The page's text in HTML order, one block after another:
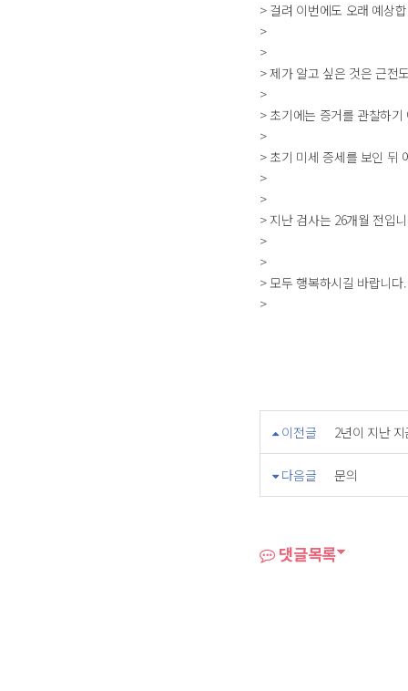
> 걸려 이번에도 오래 예상
>
>
> 제가 알고 싶은 것은 근전
>
> 초기에는 증거를 관찰하
>
> 초기 미세 증세를 보인 뒤
>
>
> 지난 검사는 26개월 전입
>
>
> 모두 행복하시길 바랍니다.
>
이전글 2년이 지난
다음글 문의
댓글목록